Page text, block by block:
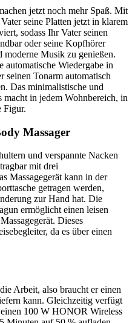
jetzt noch mehr Spaß. Mit
seine Platten jetzt in klarem
sodass Ihr Vater seinen
oder seine Kopfhörer
moderne Musik zu genießen.
automatische Wiedergabe in
seinen Tonarm automatisch
Das minimalistische und
macht in jedem Wohnbereich, in
Figur.
Massager
und verspannte Nacken
mit drei
Massagegerät kann in der
getragen werden,
zur Hand hat. Die
ermöglicht einen leisen
Dieses
da es über einen
Arbeit, also braucht er einen
kann. Gleichzeitig verfügt
100 W HONOR Wireless